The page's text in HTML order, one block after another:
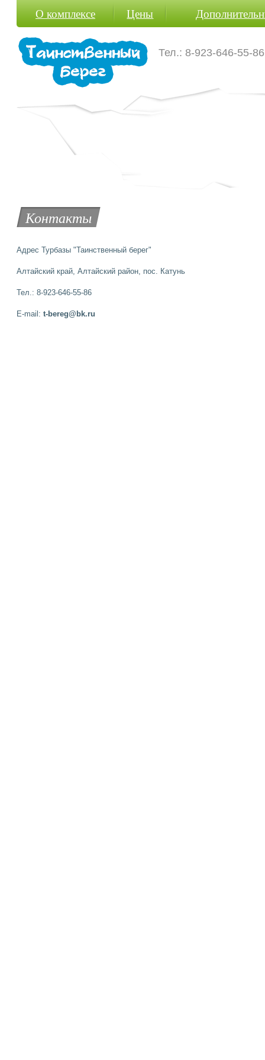
Тел.: 8-923-646-55-
О комплексе Цены
Контакты
Адрес Турбазы "Таинственный берег"
Алтайский край, Алтайский район, пос. Катунь
Тел.: 8-923-646-55-86
E-mail: t-bereg@bk.ru